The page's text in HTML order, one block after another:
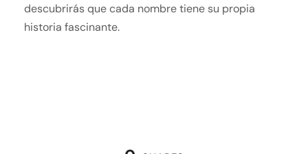
descubrirás que cada nombre tiene su propia
historia fascinante.